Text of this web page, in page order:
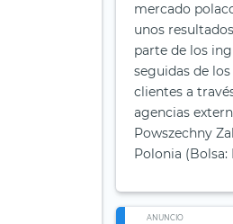
mercado
unos
parte de los
seguidas de
clientes a
agencias
Powszechny
Polonia (Bolsa:
ANUNCIO